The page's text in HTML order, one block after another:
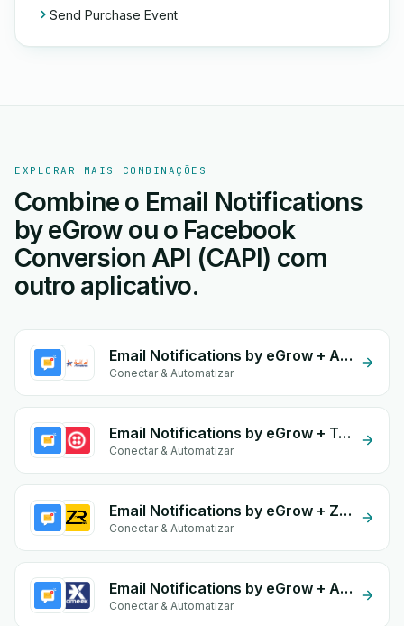
Send Purchase Event
EXPLORAR MAIS COMBINAÇÕES
Combine o Email Notifications
by eGrow ou o Facebook
Conversion API (CAPI) com
outro aplicativo.
Email Notifications by eGrow + Amana
Conectar & Automatizar
Email Notifications by eGrow + Twilio
Conectar & Automatizar
Email Notifications by eGrow + Zrexpress
Conectar & Automatizar
Email Notifications by eGrow + Ameex
Conectar & Automatizar